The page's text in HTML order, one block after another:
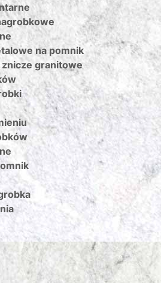
na pomnik
granitowe